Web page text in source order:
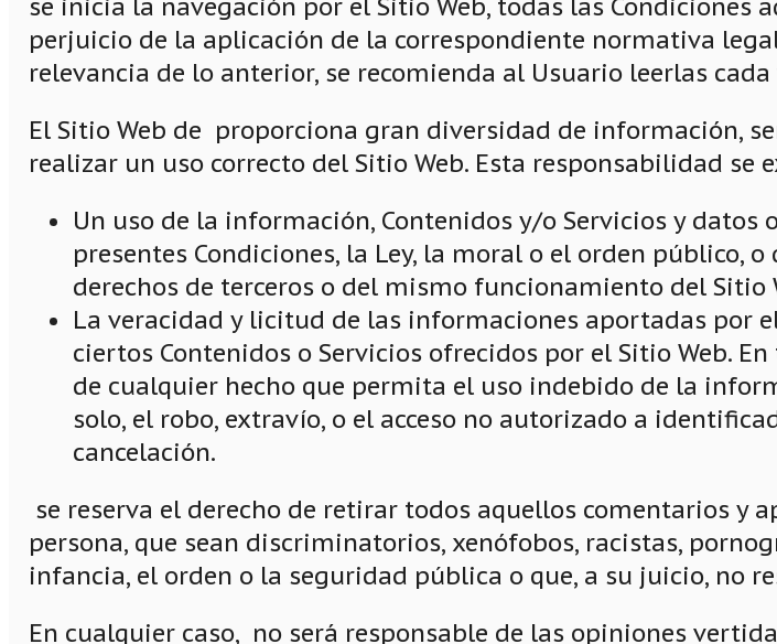
se inicia la navegación por el Sitio Web, todas las
perjuicio de la aplicación de la correspondiente normativa
relevancia de lo anterior, se recomienda al Usuario leerlas
El Sitio Web de proporciona gran diversidad de información,
realizar un uso correcto del Sitio Web. Esta responsabilidad se
Un uso de la información, Contenidos y/o Servicios y
presentes Condiciones, la Ley, la moral o el orden público,
derechos de terceros o del mismo funcionamiento del Sitio
La veracidad y licitud de las informaciones aportadas por
ciertos Contenidos o Servicios ofrecidos por el Sitio Web.
de cualquier hecho que permita el uso indebido de la
solo, el robo, extravío, o el acceso no autorizado a
cancelación.
se reserva el derecho de retirar todos aquellos comentarios y
persona, que sean discriminatorios, xenófobos, racistas,
infancia, el orden o la seguridad pública o que, a su juicio, no
En cualquier caso, no será responsable de las opiniones